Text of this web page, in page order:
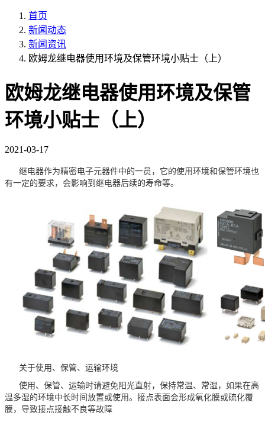
首页
新闻动态
新闻资讯
欧姆龙继电器使用环境及保管环境小贴士（上）
欧姆龙继电器使用环境及保管
环境小贴士（上）
2021-03-17
继电器作为精密电子元器件中的一员，它的使用环境和保管环境也
有一定的要求，会影响到继电器后续的寿命等。
关于使用、保管、运输环境
使用、保管、运输时请避免阳光直射，保持常温、常湿，如果在高
温多湿的环境中长时间放置或使用。接点表面会形成氧化膜或硫化覆
膜，导致接点接触不良等故障